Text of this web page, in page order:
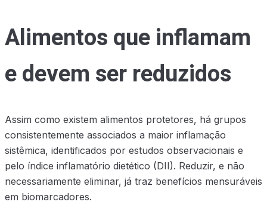
Alimentos que inflamam
e devem ser reduzidos
Assim como existem alimentos protetores, há grupos
consistentemente associados a maior inflamação
sistêmica, identificados por estudos observacionais e
pelo índice inflamatório dietético (DII). Reduzir, e não
necessariamente eliminar, já traz benefícios mensuráveis
em biomarcadores.